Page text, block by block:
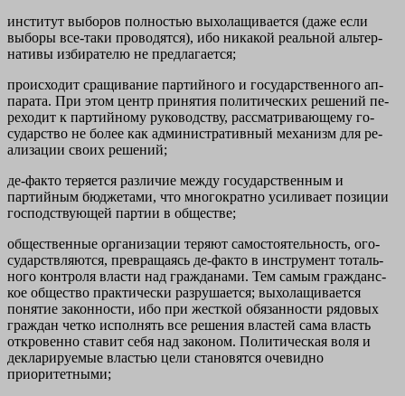
институт выборов полностью выхолащивается (даже если
выборы все-таки проводятся), ибо никакой реальной альтер­
нативы избирателю не предлагается;
происходит сращивание партийного и государственного ап­
парата. При этом центр принятия политических решений пе­
реходит к партийному руководству, рассматривающему го­
сударство не более как административный механизм для ре­
ализации своих решений;
де-факто теряется различие между государственным и
партийным бюджетами, что многократно усиливает позиции
господствующей партии в обществе;
общественные организации теряют самостоятельность, ого­
сударствляются, превращаясь де-факто в инструмент тоталь­
ного контроля власти над гражданами. Тем самым гражданс­
кое общество практически разрушается; выхолащивается
понятие законности, ибо при жесткой обя­занности рядовых
граждан четко исполнять все решения вла­стей сама власть
откровенно ставит себя над законом. Поли­тическая воля и
декларируемые властью цели становятся оче­видно
приоритетными;